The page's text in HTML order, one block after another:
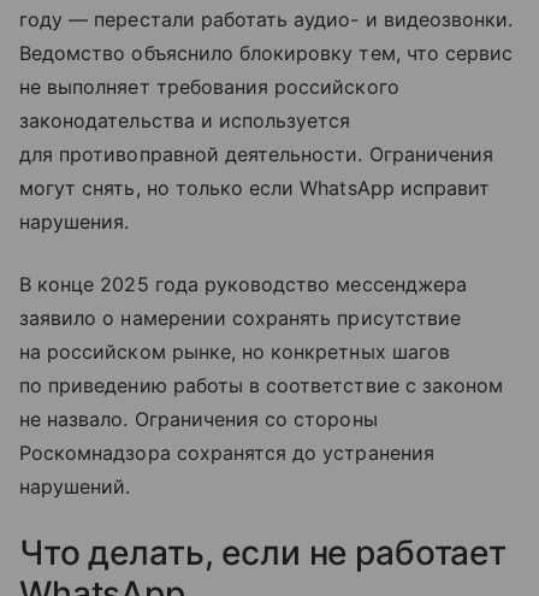
году — перестали работать аудио- и видеозвонки.
Ведомство объяснило блокировку тем, что сервис
не выполняет требования российского
законодательства и используется
для противоправной деятельности. Ограничения
могут снять, но только если WhatsApp исправит
нарушения.
В конце 2025 года руководство мессенджера
заявило о намерении сохранять присутствие
на российском рынке, но конкретных шагов
по приведению работы в соответствие с законом
не назвало. Ограничения со стороны
Роскомнадзора сохранятся до устранения
нарушений.
Что делать, если не работает